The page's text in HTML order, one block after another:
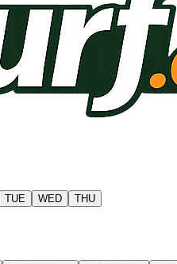
TUE WED THU